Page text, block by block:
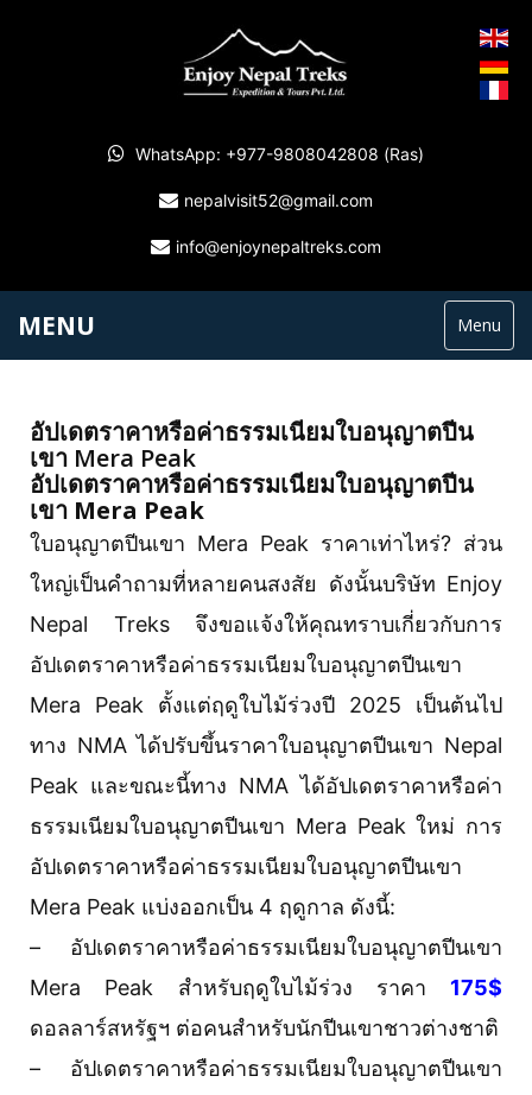
WhatsApp: +977-9808042808 (Ras)
nepalvisit52@gmail.com
info@enjoynepaltreks.com
MENU Menu
อัปเดตราคาหรือค่าธรรมเนียมใบอนุญาตปีน
เขา Mera Peak
อัปเดตราคาหรือค่าธรรมเนียมใบอนุญาตปีน
เขา Mera Peak
ใบอนุญาตปีนเขา Mera Peak ราคาเท่าไหร่? ส่วน
ใหญ่เป็นคำถามที่หลายคนสงสัย ดังนั้นบริษัท Enjoy
Nepal Treks จึงขอแจ้งให้คุณทราบเกี่ยวกับการ
อัปเดตราคาหรือค่าธรรมเนียมใบอนุญาตปีนเขา
Mera Peak ตั้งแต่ฤดูใบไม้ร่วงปี 2025 เป็นต้นไป
ทาง NMA ได้ปรับขึ้นราคาใบอนุญาตปีนเขา Nepal
Peak และขณะนี้ทาง NMA ได้อัปเดตราคาหรือค่า
ธรรมเนียมใบอนุญาตปีนเขา Mera Peak ใหม่ การ
อัปเดตราคาหรือค่าธรรมเนียมใบอนุญาตปีนเขา
Mera Peak แบ่งออกเป็น 4 ฤดูกาล ดังนี้:
– อัปเดตราคาหรือค่าธรรมเนียมใบอนุญาตปีนเขา
Mera Peak สำหรับฤดูใบไม้ร่วง ราคา 175$
ดอลลาร์สหรัฐฯ ต่อคนสำหรับนักปีนเขาชาวต่างชาติ
– อัปเดตราคาหรือค่าธรรมเนียมใบอนุญาตปีนเขา